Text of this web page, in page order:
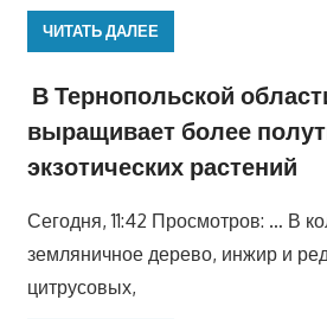
ЧИТАТЬ ДАЛЕЕ
В Тернопольской
выращивает более
экзотических растений
Сегодня, 11:42 Просмотров: … В
земляничное дерево, инжир и
цитрусовых,